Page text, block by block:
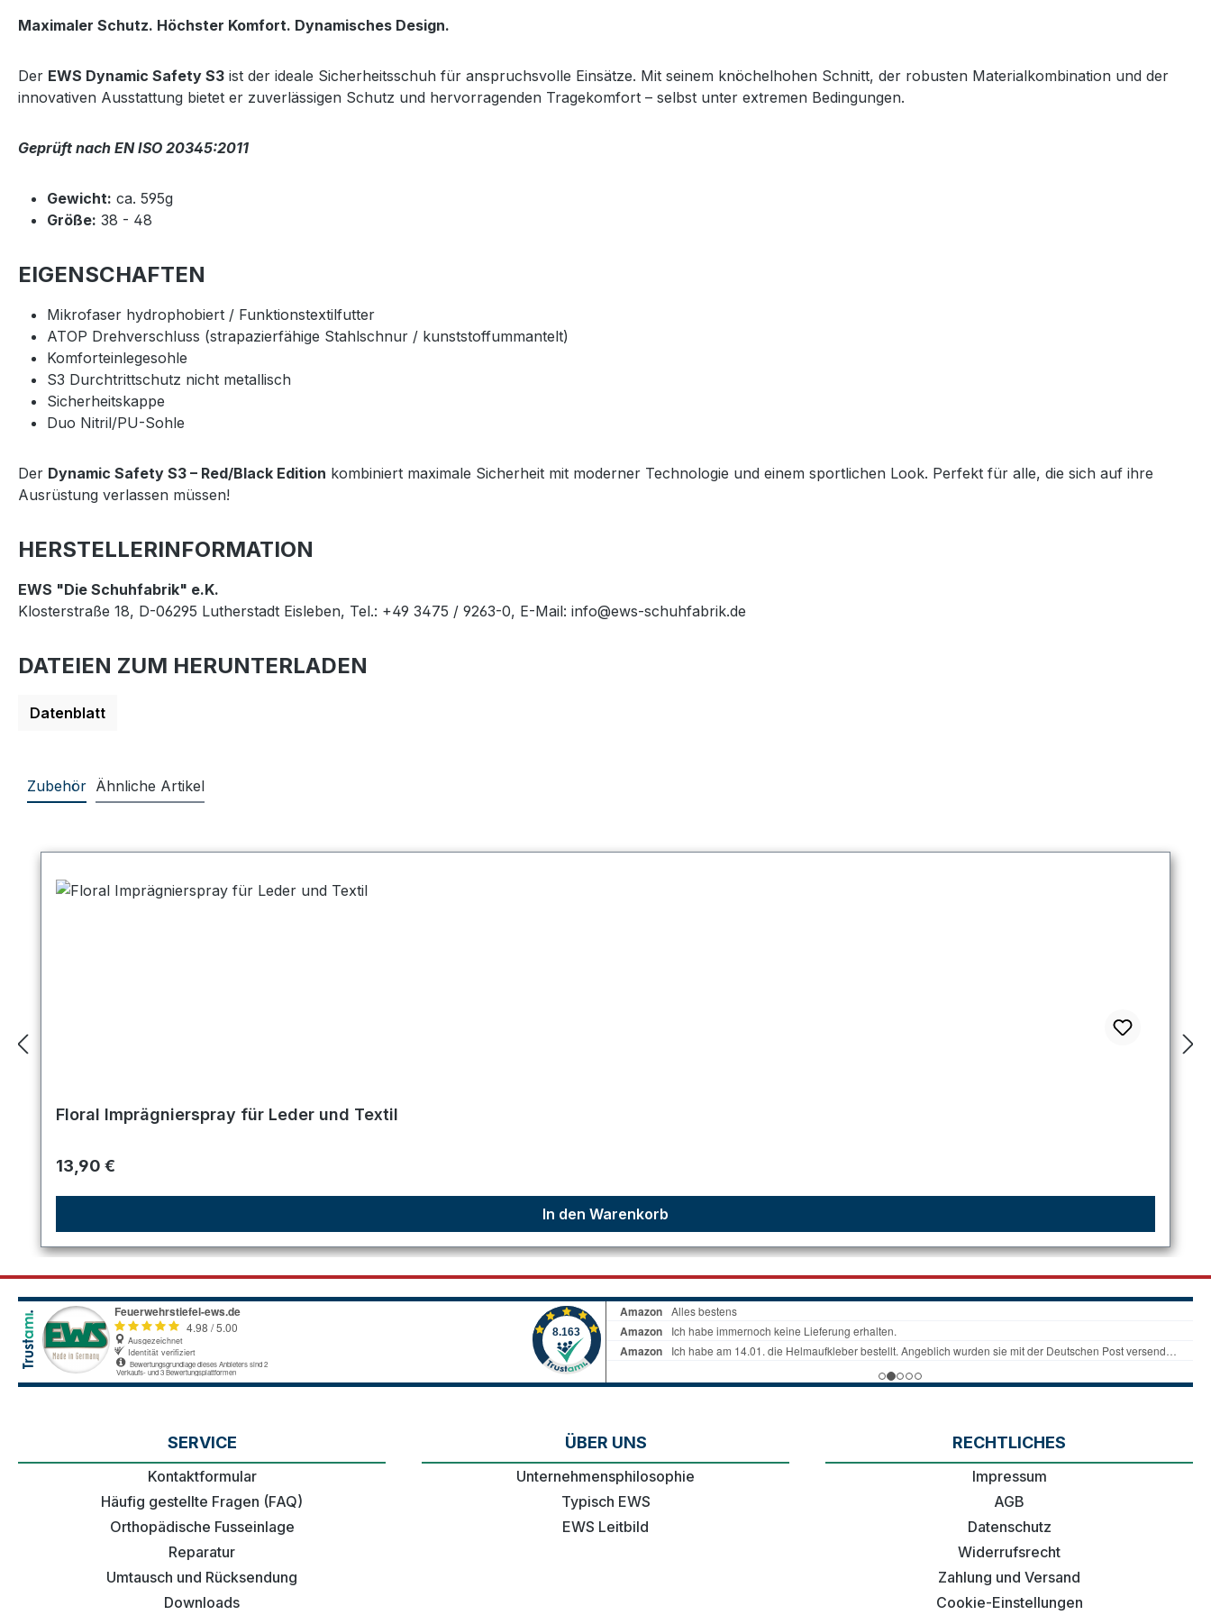
Maximaler Schutz. Höchster Komfort. Dynamisches Design.
Der EWS Dynamic Safety S3 ist der ideale Sicherheitsschuh für anspruchsvolle Einsätze. Mit seinem knöchelhohen Schnitt, der robusten Materialkombination und der
innovativen Ausstattung bietet er zuverlässigen Schutz und hervorragenden Tragekomfort – selbst unter extremen Bedingungen.
Geprüft nach EN ISO 20345:2011
Gewicht: ca. 595g
Größe: 38 - 48
EIGENSCHAFTEN
Mikrofaser hydrophobiert / Funktionstextilfutter
ATOP Drehverschluss (strapazierfähige Stahlschnur / kunststoffummantelt)
Komforteinlegesohle
S3 Durchtrittschutz nicht metallisch
Sicherheitskappe
Duo Nitril/PU-Sohle
Der Dynamic Safety S3 – Red/Black Edition kombiniert maximale Sicherheit mit moderner Technologie und einem sportlichen Look. Perfekt für alle, die sich auf ihre
Ausrüstung verlassen müssen!
HERSTELLERINFORMATION
EWS "Die Schuhfabrik" e.K.
Klosterstraße 18, D-06295 Lutherstadt Eisleben, Tel.: +49 3475 / 9263-0, E-Mail: info@ews-schuhfabrik.de
DATEIEN ZUM HERUNTERLADEN
Datenblatt
Zubehör Ähnliche Artikel
Floral Imprägnierspray für Leder und Textil
Regulärer Preis:
13,90 €
In den Warenkorb
SERVICE
Kontaktformular
Häufig gestellte Fragen (FAQ)
Orthopädische Fusseinlage
Reparatur
Umtausch und Rücksendung
Downloads
ÜBER UNS
Unternehmensphilosophie
Typisch EWS
EWS Leitbild
RECHTLICHES
Impressum
AGB
Datenschutz
Widerrufsrecht
Zahlung und Versand
Cookie-Einstellungen